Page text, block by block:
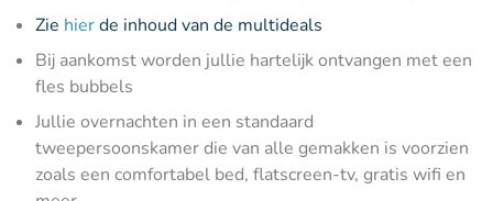
Zie hierde inhoud van de multideals
Bij aankomst worden jullie hartelijk ontvangen met een
fles bubbels
Jullie overnachten in een standaard
tweepersoonskamer die van alle gemakken is voorzien
zoals een comfortabel bed, flatscreen-tv, gratis wifi en